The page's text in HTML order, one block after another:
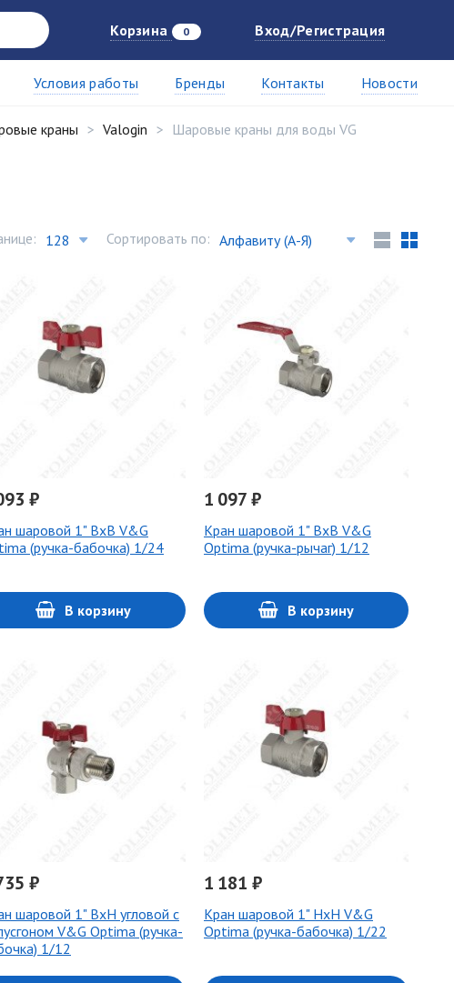
Корзина 0 Вход/Регистрация
Условия работы Бренды Контакты Новости
краны Valogin Шаровые краны для воды VG
Сортировать по:
₽
шаровой 1" ВхВ V&G
(ручка-бабочка) 1/24
В корзину
1 097 ₽
Кран шаровой 1" ВхВ V&G
Optima (ручка-рычаг) 1/12
В корзину
₽
шаровой 1" ВхН угловой с
V&G Optima (ручка-
1/12
1 181 ₽
Кран шаровой 1" НхН V&G
Optima (ручка-бабочка) 1/22